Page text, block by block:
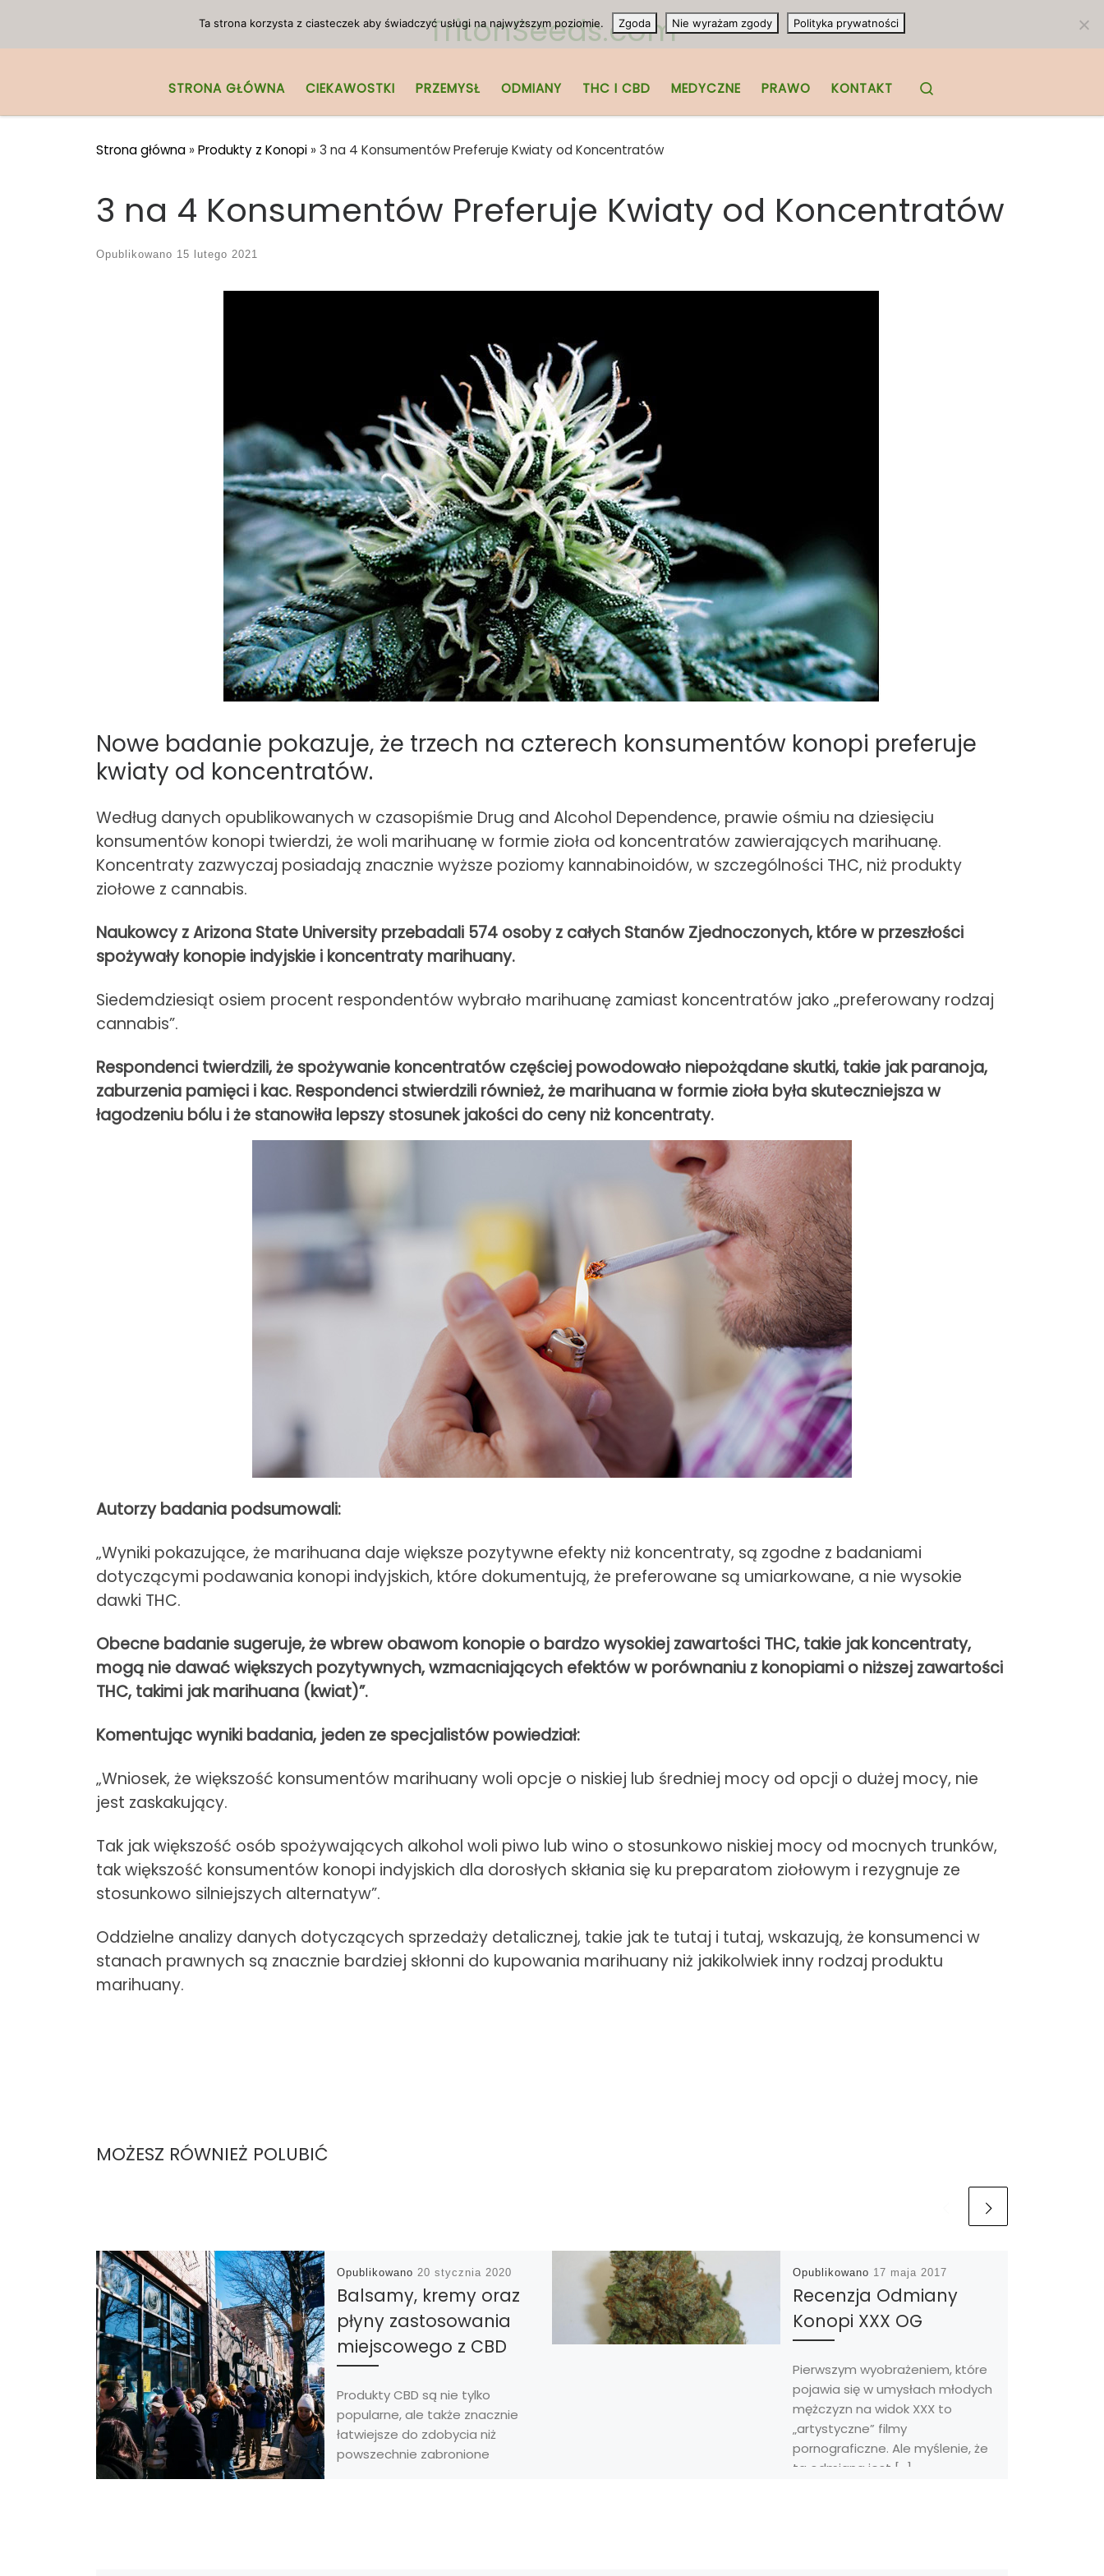
TritonSeeds.com
STRONA GŁÓWNA CIEKAWOSTKI PRZEMYSŁ ODMIANY THC I CBD MEDYCZNE PRAWO KONTAKT
Strona główna » Produkty z Konopi » 3 na 4 Konsumentów Preferuje Kwiaty od Koncentratów
3 na 4 Konsumentów Preferuje Kwiaty od Koncentratów
Opublikowano 15 lutego 2021
Nowe badanie pokazuje, że trzech na czterech konsumentów konopi preferuje
kwiaty od koncentratów.
Według danych opublikowanych w czasopiśmie Drug and Alcohol Dependence, prawie ośmiu na dziesięciu
konsumentów konopi twierdzi, że woli marihuanę w formie zioła od koncentratów zawierających marihuanę.
Koncentraty zazwyczaj posiadają znacznie wyższe poziomy kannabinoidów, w szczególności THC, niż produkty
ziołowe z cannabis.
Naukowcy z Arizona State University przebadali 574 osoby z całych Stanów Zjednoczonych, które w przeszłości
spożywały konopie indyjskie i koncentraty marihuany.
Siedemdziesiąt osiem procent respondentów wybrało marihuanę zamiast koncentratów jako „preferowany rodzaj
cannabis”.
Respondenci twierdzili, że spożywanie koncentratów częściej powodowało niepożądane skutki, takie jak paranoja,
zaburzenia pamięci i kac. Respondenci stwierdzili również, że marihuana w formie zioła była skuteczniejsza w
łagodzeniu bólu i że stanowiła lepszy stosunek jakości do ceny niż koncentraty.
Autorzy badania podsumowali:
„Wyniki pokazujące, że marihuana daje większe pozytywne efekty niż koncentraty, są zgodne z badaniami
dotyczącymi podawania konopi indyjskich, które dokumentują, że preferowane są umiarkowane, a nie wysokie
dawki THC.
Obecne badanie sugeruje, że wbrew obawom konopie o bardzo wysokiej zawartości THC, takie jak koncentraty,
mogą nie dawać większych pozytywnych, wzmacniających efektów w porównaniu z konopiami o niższej zawartości
THC, takimi jak marihuana (kwiat)”.
Komentując wyniki badania, jeden ze specjalistów powiedział:
„Wniosek, że większość konsumentów marihuany woli opcje o niskiej lub średniej mocy od opcji o dużej mocy, nie
jest zaskakujący.
Tak jak większość osób spożywających alkohol woli piwo lub wino o stosunkowo niskiej mocy od mocnych trunków,
tak większość konsumentów konopi indyjskich dla dorosłych skłania się ku preparatom ziołowym i rezygnuje ze
stosunkowo silniejszych alternatyw”.
Oddzielne analizy danych dotyczących sprzedaży detalicznej, takie jak te tutaj i tutaj, wskazują, że konsumenci w
stanach prawnych są znacznie bardziej skłonni do kupowania marihuany niż jakikolwiek inny rodzaj produktu
marihuany.
MOŻESZ RÓWNIEŻ POLUBIĆ
Opublikowano 20 stycznia 2020
Balsamy, kremy oraz
płyny zastosowania
miejscowego z CBD
Produkty CBD są nie tylko
popularne, ale także znacznie
łatwiejsze do zdobycia niż
powszechnie zabronione
Opublikowano 17 maja 2017
Recenzja Odmiany
Konopi XXX OG
Pierwszym wyobrażeniem, które
pojawia się w umysłach młodych
mężczyzn na widok XXX to
„artystyczne” filmy
pornograficzne. Ale myślenie, że
ta odmiana jest […]
Ta strona korzysta z ciasteczek aby świadczyć usługi na najwyższym poziomie. Zgoda Nie wyrażam zgody Polityka prywatności